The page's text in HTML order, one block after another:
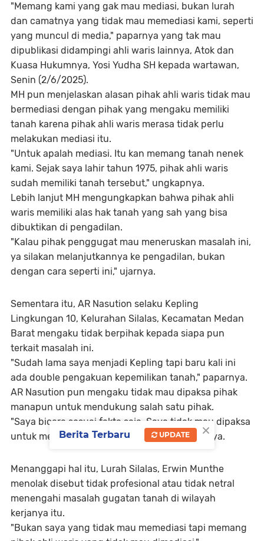
"Memang kami yang gak mau mediasi, bukan lurah
dan camatnya yang tidak mau memediasi kami, seperti
yang muncul di media," paparnya yang tak mau
dipublikasi didampingi ahli waris lainnya, Atok dan
Kuasa Hukumnya, Yosi Yudha SH kepada wartawan,
Senin (2/6/2025).
MH pun menjelaskan alasan pihak ahli waris tidak mau
bermediasi dengan pihak yang mengaku memiliki
tanah karena pihak ahli waris merasa tidak perlu
melakukan mediasi itu.
"Untuk apalah mediasi. Itu kan memang tanah nenek
kami. Sejak saya lahir tahun 1975, pihak ahli waris
sudah memiliki tanah tersebut," ungkapnya.
Lebih lanjut MH mengungkapkan bahwa pihak ahli
waris memiliki alas hak tanah yang sah yang bisa
dibuktikan di pengadilan.
"Kalau pihak penggugat mau meneruskan masalah ini,
ya silakan melanjutkannya ke pengadilan, bukan
dengan cara seperti ini," ujarnya.
Sementara itu, AR Nasution selaku Kepling
Lingkungan 10, Kelurahan Silalas, Kecamatan Medan
Barat mengaku tidak berpihak kepada siapa pun
terkait masalah ini.
"Sudah lama saya menjadi Kepling tapi baru kali ini
ada double pengakuan kepemilikan tanah," paparnya.
AR Nasution pun mengaku tidak mau dipaksa pihak
manapun untuk mendukung salah satu pihak.
"Saya bicara sesuai fakta saja. Saya tidak mau dipaksa
untuk mengakui tanah itu milik siapa," paparnya.
Menanggapi hal itu, Lurah Silalas, Erwin Munthe
menolak disebut tidak profesional atau tidak netral
menengahi masalah gugatan tanah di wilayah
kerjanya itu.
"Bukan saya yang tidak mau memediasi tapi memang
×
Berita Terbaru UPDATE